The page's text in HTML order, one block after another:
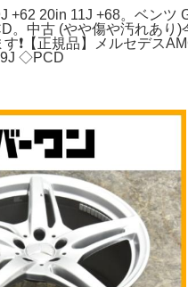
+62 20in 11J +68。ベン
中古 (やや傷や汚れあ
❗️【正規品】メルセデ
◇PCD